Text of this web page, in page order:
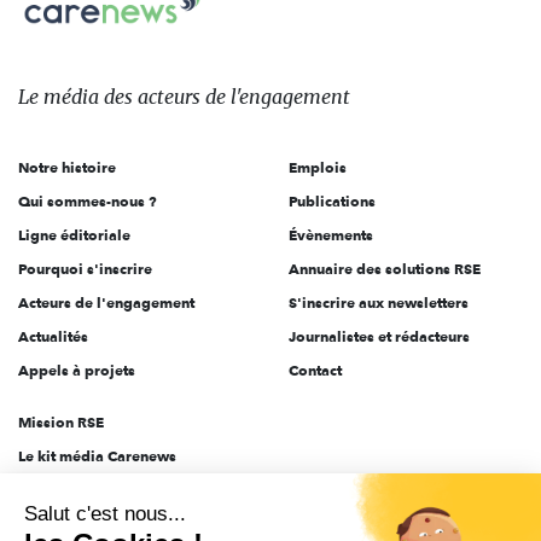
sur:
Le
des
l'engagement
Le média des acteurs de l'engagement
Notre histoire
Qui sommes-nous ?
Ligne éditoriale
Pourquoi s'inscrire
Acteurs de l'engagement
Actualités
Appels à projets
Emplois
Publications
Évènements
Annuaire des solutions RSE
S'inscrire aux newsletters
Journalistes et rédacteurs
Contact
Mission RSE
Le kit média Carenews
AEF info
Salut c'est nous...